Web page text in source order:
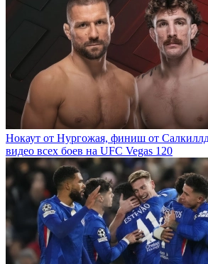
Нокаут от Нургожая, финиш от
видео всех боев на UFC Vegas 120